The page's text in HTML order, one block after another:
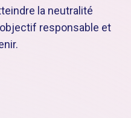
la neutralité
objectif responsable et